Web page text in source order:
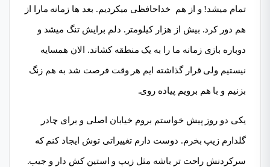
تمام میشد! و از هم خداحافظی میکردیم. بعد ها زمانه مارا از
هم دور کرد. بیش از هزار کیلومتر. دلم برایش تنگ میشد و
دوباره بازی زمانه ما را به یک منطقه کشاند. الان همسایه
نیستیم ولی قرار گذاشته ایم هر وقت فرصت شد به هم زنگ
بزنیم و با هم برویم پیاده روی.
یکی دو روز پیش خواستم بروم خیابان اصلی و برای چادر
گلدارم زیپ بخرم. دوست دارم تغییراتی توش ایجاد کنم که
سرکردنش راحت تر باشه مثل زیپ و استین کش دار و جیب.